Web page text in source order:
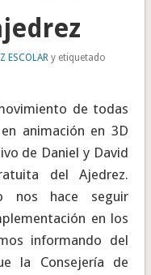
ESCOLARy etiquetado
de todas
animación en 3D
de Daniel y David
del Ajedrez.
nos hace seguir
en los
informando del
la Consejería de